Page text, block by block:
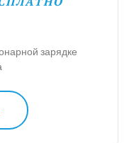
зарядке